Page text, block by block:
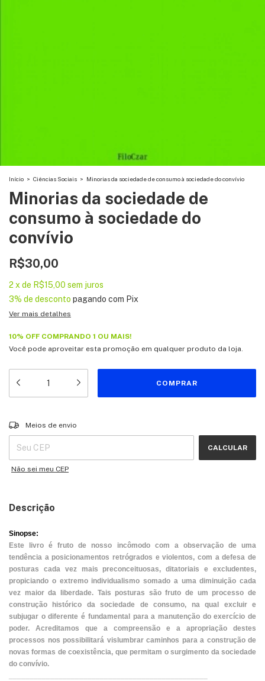
Início > Ciências Sociais > Minorias da sociedade de consumo à sociedade do convívio
Minorias da sociedade de
consumo à sociedade do
convívio
R$30,00
2 x de R$15,00 sem juros
3% de desconto pagando com Pix
Ver mais detalhes
10% OFF COMPRANDO 1 OU MAIS!
Você pode aproveitar esta promoção em qualquer produto da loja.
Entregas para o CEP:
Meios de envio
CALCULAR
Não sei meu CEP
Descrição
Sinopse:
Este livro é fruto de nosso incômodo com a observação de uma
tendência a posicionamentos retrógrados e violentos, com a defesa de
posturas cada vez mais preconceituosas, ditatoriais e excludentes,
propiciando o extremo individualismo somado a uma diminuição cada
vez maior da liberdade. Tais posturas são fruto de um processo de
construção histórico da sociedade de consumo, na qual excluir e
subjugar o diferente é fundamental para a manutenção do exercício de
poder. Acreditamos que a compreensão e a apropriação destes
processos nos possibilitará vislumbrar caminhos para a construção de
novas formas de coexistência, que permitam o surgimento da sociedade
do convívio.